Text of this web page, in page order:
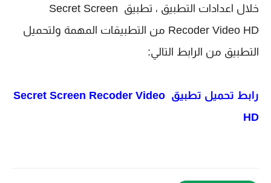
خلال اعدادات التطبيق ، تطبيق Secret Screen
Recoder Video HD
التطبيق من الرابط التالي:
رابط تحميل تطبيق Secret Screen Recoder Video
HD